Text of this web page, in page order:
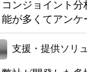
コンジョイント
能が多くてアン
支援・提供ソリ